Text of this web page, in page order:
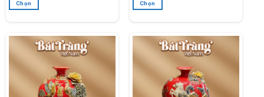
Chọn Chọn